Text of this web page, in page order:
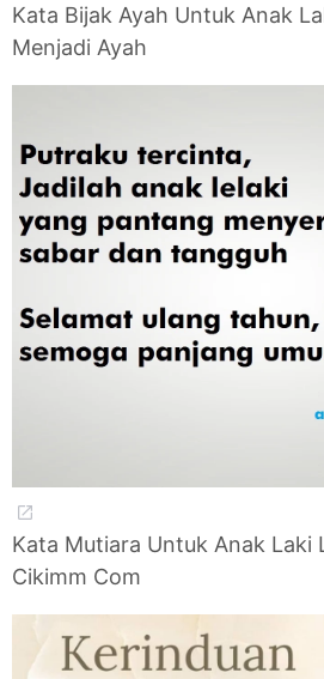
Kata Bijak Ayah Untuk Anak
Menjadi Ayah
Kata Mutiara Untuk Anak Laki
Cikimm Com